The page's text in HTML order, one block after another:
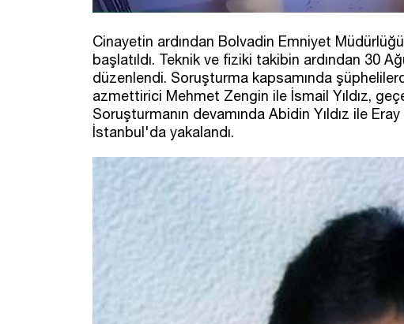
Cinayetin ardından Bolvadin Emniyet
başlatıldı. Teknik ve fiziki takibin ardından 30
düzenlendi. Soruşturma kapsamında
azmettirici Mehmet Zengin ile İsmail Yıldız,
Soruşturmanın devamında Abidin Yıldız ile
İstanbul'da yakalandı.